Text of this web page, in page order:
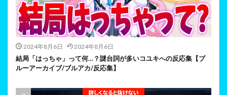
2024年8月6日 2024年8月6日
結局「はっちゃ」って何…？謎台詞が多いコユキへの反応集【ブ
ルーアーカイブ/ブルアカ/反応集】